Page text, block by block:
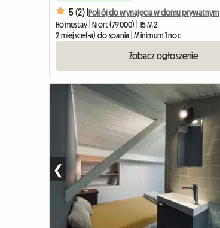
5 (2) |Pokój do wynajęcia w domu prywatnym
Homestay | Niort (79000) | 15 M2
2 miejsce(-a) do spania | Minimum 1 noc
Zobacz ogłoszenie
❮